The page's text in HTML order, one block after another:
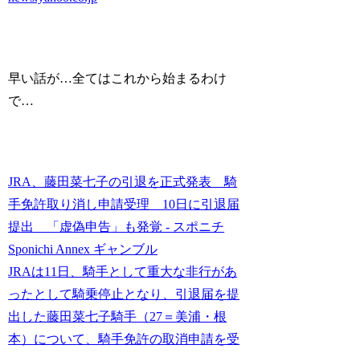
早い話が…全てはこれから始まるわけ
で…
JRA、藤田菜七子の引退を正式発表 騎
手免許取り消し申請受理 10日に引退届
提出 「虚偽申告」も発覚 - スポニチ
Sponichi Annex ギャンブル
JRAは11日、騎手として重大な非行があ
ったとして騎乗停止となり、引退届を提
出した藤田菜七子騎手（27＝美浦・根
本）について、騎手免許の取消申請を受